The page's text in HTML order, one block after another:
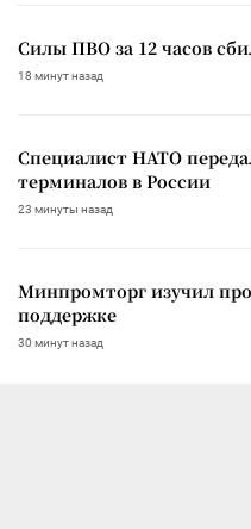
Силы ПВО за 12 часов
18 минут назад
Специалист НАТО
терминалов в России
23 минуты назад
Минпромторг изучил
поддержке
30 минут назад